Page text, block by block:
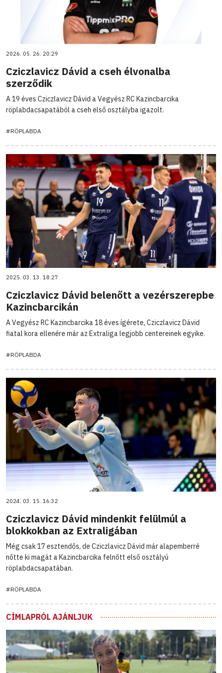
2026. 05. 26. 20:29
Cziczlavicz Dávid a cseh élvonalba
szerződik
A 19 éves Cziczlavicz Dávid a Vegyész RC Kazincbarcika
röplabdacsapatából a cseh első osztályba igazolt.
#RÖPLABDA
2025. 03. 13. 18:27
Cziczlavicz Dávid belenőtt a vezérszerepbe
Kazincbarcikán
A Vegyész RC Kazincbarcika 18 éves ígérete, Cziczlavicz Dávid
fiatal kora ellenére már az Extraliga legjobb centereinek egyike.
#RÖPLABDA
2024. 03. 15. 16:32
Cziczlavicz Dávid mindenkit felülmúl a
blokkokban az Extraligában
Még csak 17 esztendős, de Cziczlavicz Dávid már alapemberré
nőtte ki magát a Kazincbarcika felnőtt első osztályú
röplabdacsapatában.
#RÖPLABDA
CÍMLAPRÓL AJÁNLJUK